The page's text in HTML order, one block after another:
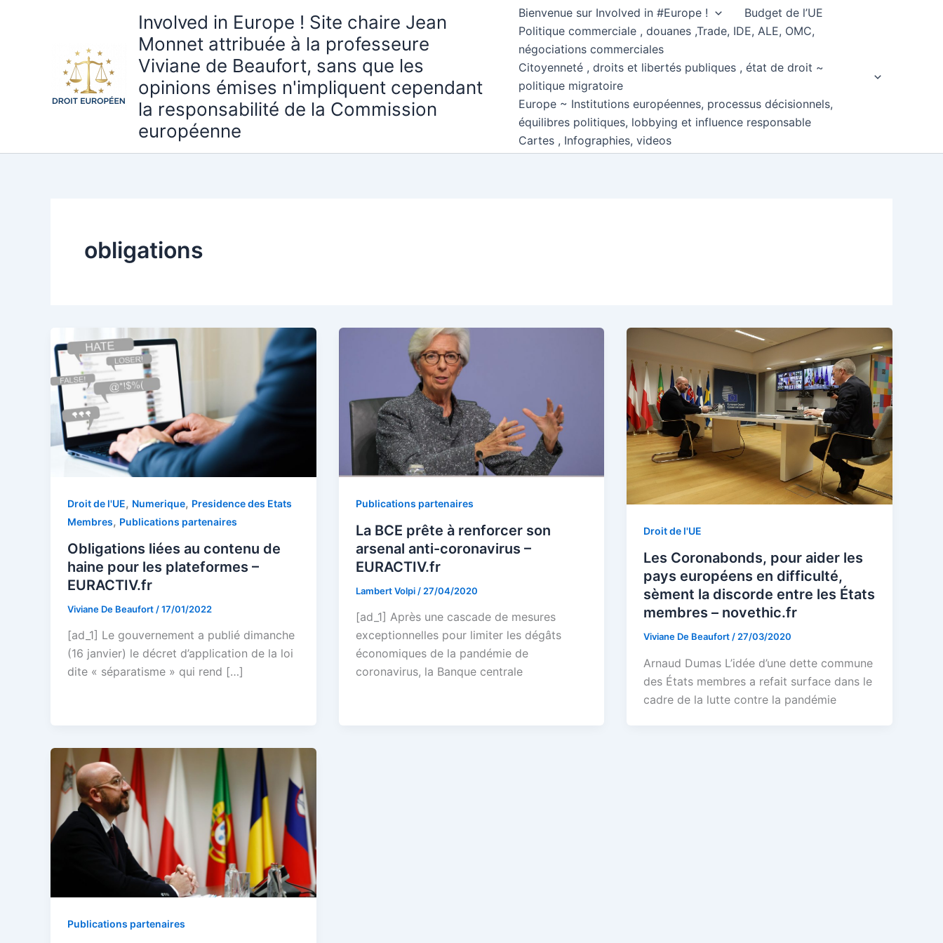
Involved in Europe ! Site chaire Jean
Monnet attribuée à la professeure
Viviane de Beaufort, sans que les
opinions émises n'impliquent cependant
la responsabilité de la Commission
européenne
Bienvenue sur Involved in #Europe !
Budget de l’UE
Politique commerciale , douanes ,Trade, IDE, ALE, OMC,
négociations commerciales
Citoyenneté , droits et libertés publiques , état de droit ~
politique migratoire
Europe ~ Institutions européennes, processus décisionnels,
équilibres politiques, lobbying et influence responsable
Cartes , Infographies, videos
obligations
Droit de l'UE, Numerique, Presidence des Etats
Membres, Publications partenaires
Obligations liées au contenu de
haine pour les plateformes –
EURACTIV.fr
Viviane De Beaufort /17/01/2022
[ad_1] Le gouvernement a publié dimanche
(16 janvier) le décret d’application de la loi
dite « séparatisme » qui rend […]
Publications partenaires
La BCE prête à renforcer son
arsenal anti-coronavirus –
EURACTIV.fr
Lambert Volpi / 27/04/2020
[ad_1] Après une cascade de mesures
exceptionnelles pour limiter les dégâts
économiques de la pandémie de
coronavirus, la Banque centrale
Droit de l'UE
Les Coronabonds, pour aider les
pays européens en difficulté,
sèment la discorde entre les États
membres – novethic.fr
Viviane De Beaufort / 27/03/2020
Arnaud Dumas L’idée d’une dette commune
des États membres a refait surface dans le
cadre de la lutte contre la pandémie
Publications partenaires